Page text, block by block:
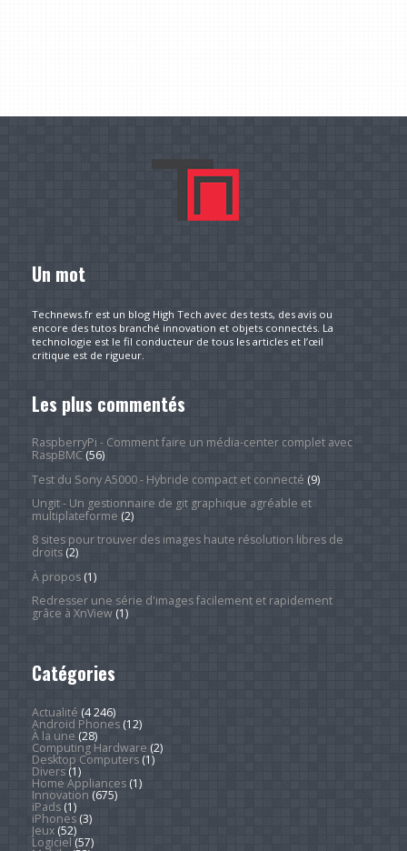
Un mot
Technews.fr est un blog High Tech avec des tests, des avis ou
encore des tutos branché innovation et objets connectés. La
technologie est le fil conducteur de tous les articles et l’œil
critique est de rigueur.
Les plus commentés
RaspberryPi - Comment faire un média-center complet avec
RaspBMC(56)
Test du Sony A5000 - Hybride compact et connecté (9)
Ungit - Un gestionnaire de git graphique agréable et
multiplateforme (2)
8 sites pour trouver des images haute résolution libres de
droits(2)
À propos(1)
Redresser une série d'images facilement et rapidement
grâce à XnView(1)
Catégories
Actualité (4 246)
Android Phones(12)
À la une (28)
Computing Hardware (2)
Desktop Computers(1)
Divers(1)
Home Appliances(1)
Innovation (675)
iPads(1)
iPhones(3)
Jeux(52)
Logiciel (57)